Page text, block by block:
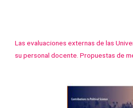
Las evaluaciones externas de las
su personal docente. Propuestas de